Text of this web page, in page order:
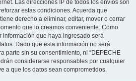
Las direcciones IP de todos los envíos son
estas condiciones. Acuerda que
derecho a eliminar, editar, mover o cerrar
que lo creamos conveniente. Como
que haya ingresado será
Dado que esta información no será
parte sin su consentimiento, ni “DEPECHE
considerarse responsables por cualquier
a que los datos sean comprometidos.